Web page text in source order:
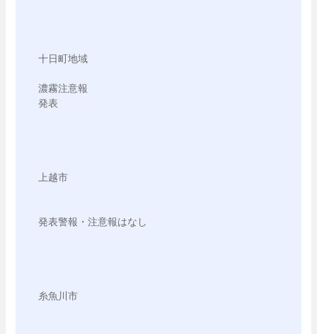
十日町地域
濃霧注意報
発表
上越市
発表警報・注意報はなし
糸魚川市